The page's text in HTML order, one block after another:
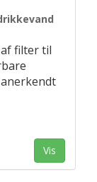
filter til
Vis